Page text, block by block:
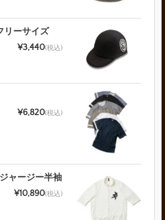
リーサイズ
¥3,440(税込)
¥6,820(税込)
ャージー半袖
¥10,890(税込)